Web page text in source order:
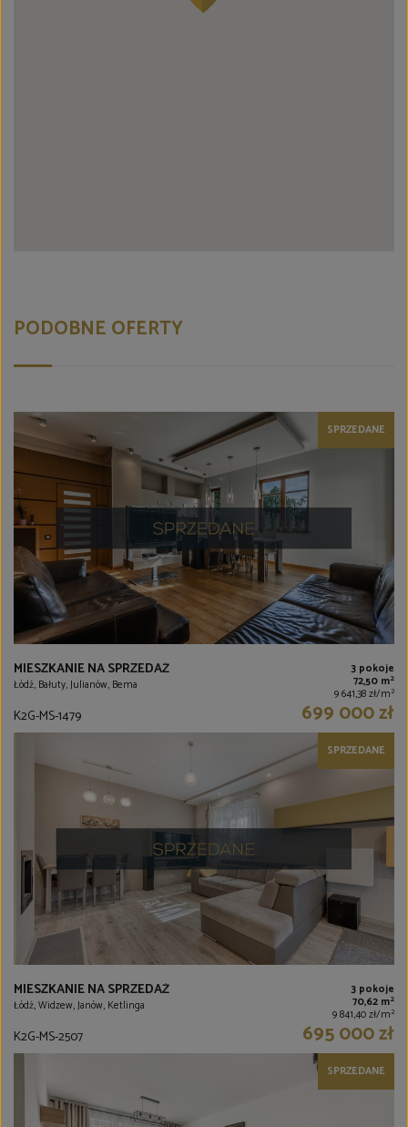
PODOBNE OFERTY
SPRZEDANE
MIESZKANIE NA SPRZEDAŻ
Łódź, Bałuty, Julianów, Bema
3 pokoje
72,50 m2
9 641,38 zł/m2
K2G-MS-1479 699 000 zł
SPRZEDANE
MIESZKANIE NA SPRZEDAŻ
Łódź, Widzew, Janów, Ketlinga
3 pokoje
70,62 m2
9 841,40 zł/m2
K2G-MS-2507 695 000 zł
SPRZEDANE